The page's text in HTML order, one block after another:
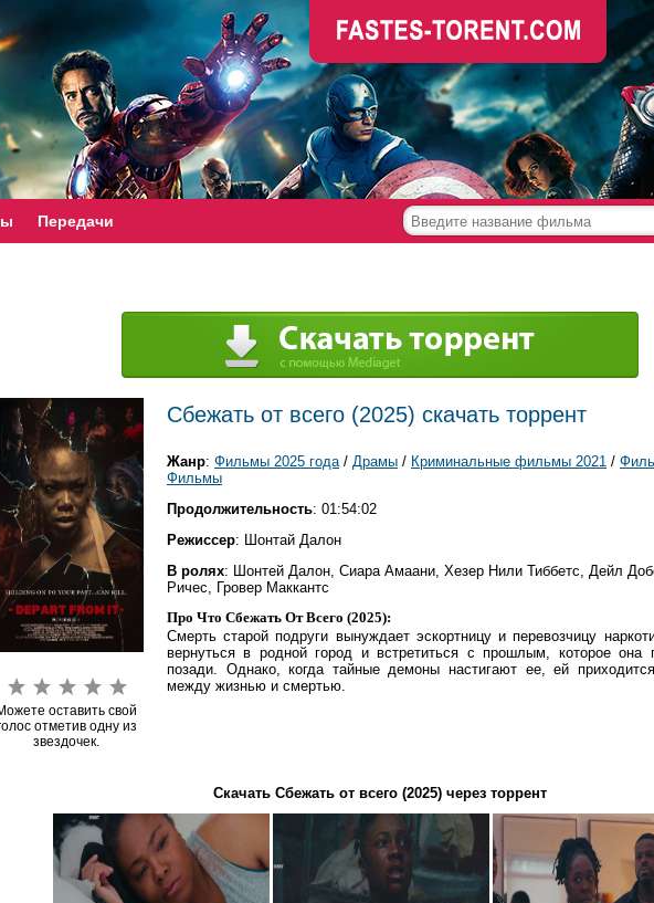
Передачи
оставить свой
отметив одну из
звездочек.
Сбежать от всего (2025) скачать торрент
Жанр: Фильмы 2025 года/ Драмы / Криминальные фильмы 2021 /
Фильмы
Продолжительность: 01:54:02
Режиссер: Шонтай Далон
В ролях: Шонтей Далон, Сиара Амаани, Хезер Нили Тиббетс, Дейл
Ричес, Гровер Маккантс
Про Что Сбежать От Всего (2025):
Смерть старой подруги вынуждает эскортницу и перевозчицу
вернуться в родной город и встретиться с прошлым, которое она
позади. Однако, когда тайные демоны настигают ее, ей
между жизнью и смертью.
Скачать Сбежать от всего (2025) через торрент